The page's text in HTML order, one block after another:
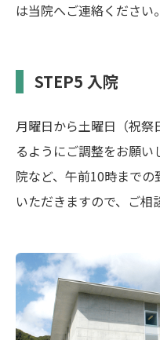
は当院へご連絡ください。
STEP5 入院
月曜日から土曜日（祝
るようにご調整をお願い
院など、午前10時まで
いただきますので、ご相